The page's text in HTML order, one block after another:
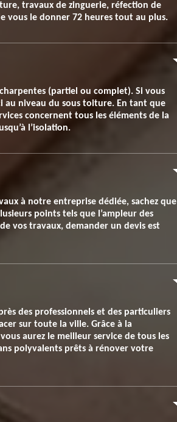
travaux de zinguerie, réfection de
vous le donner 72 heures tout au plus.
(partiel ou complet). Si vous
au niveau du sous toiture. En tant que
concernent tous les éléments de la
l’isolation.
à notre entreprise dédiée, sachez que
points tels que l’ampleur des
vos travaux, demander un devis est
des professionnels et des particuliers
sur toute la ville. Grâce à la
aurez le meilleur service de tous les
polyvalents prêts à rénover votre